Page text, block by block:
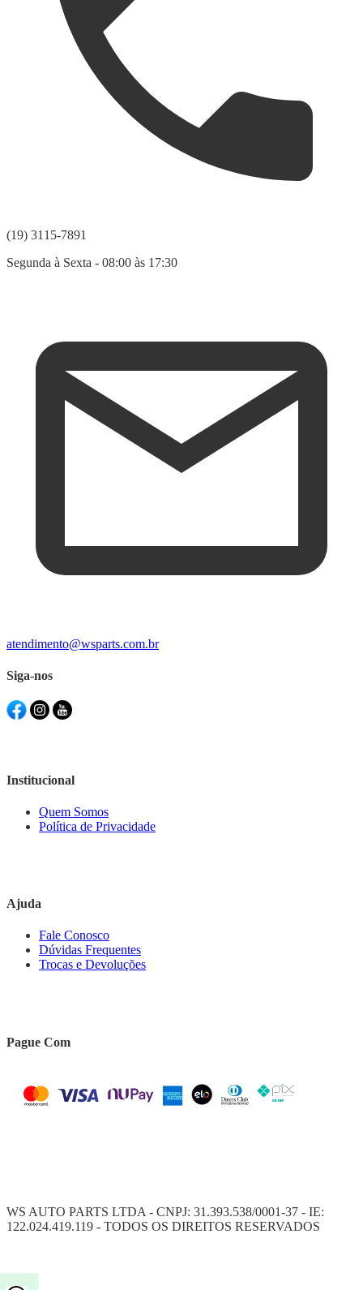
(19) 3115-7891
Segunda à Sexta - 08:00 às 17:30
atendimento@wsparts.com.br
Siga-nos
Institucional
Quem Somos
Política de Privacidade
Ajuda
Fale Conosco
Dúvidas Frequentes
Trocas e Devoluções
Pague Com
WS AUTO PARTS LTDA - CNPJ: 31.393.538/0001-37 - IE:
122.024.419.119 - TODOS OS DIREITOS RESERVADOS